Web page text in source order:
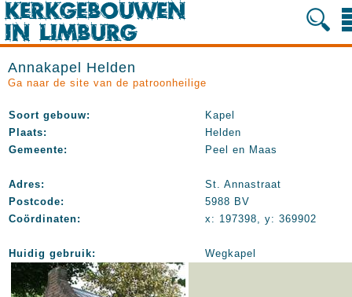
Annakapel Helden
Ga naar de site van de patroonheilige
Soort gebouw:
Kapel
Plaats:
Helden
Gemeente:
Peel en Maas
Adres:
St. Annastraat
Postcode:
5988 BV
Coördinaten:
x: 197398, y: 369902
Huidig gebruik: Wegkapel